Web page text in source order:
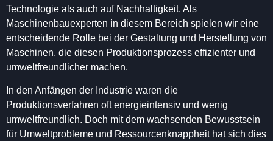
Technologie als auch auf Nachhaltigkeit. Als
Maschinenbauexperten in diesem Bereich spielen wir eine
entscheidende Rolle bei der Gestaltung und Herstellung von
Maschinen, die diesen Produktionsprozess effizienter und
umweltfreundlicher machen.
In den Anfängen der Industrie waren die
Produktionsverfahren oft energieintensiv und wenig
umweltfreundlich. Doch mit dem wachsenden Bewusstsein
für Umweltprobleme und Ressourcenknappheit hat sich dies